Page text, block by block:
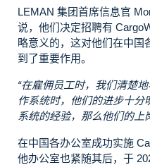
LEMAN 集团首席信息官
说，他们决定招聘有
略意义的，这对他们在中国
到了重要作用。
“在雇佣员工时，我们清楚
作系统时，他们的进步十分
系统的经验，那么他们的上
在中国各办公室成功实施
他办公室也紧随其后，于